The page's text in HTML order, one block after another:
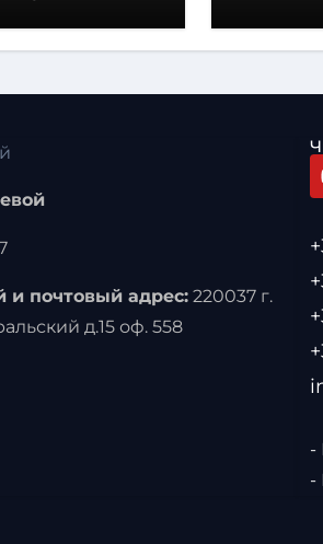
высотой
и почтовый адрес: 220037 г.
д.15 оф. 558
-
-